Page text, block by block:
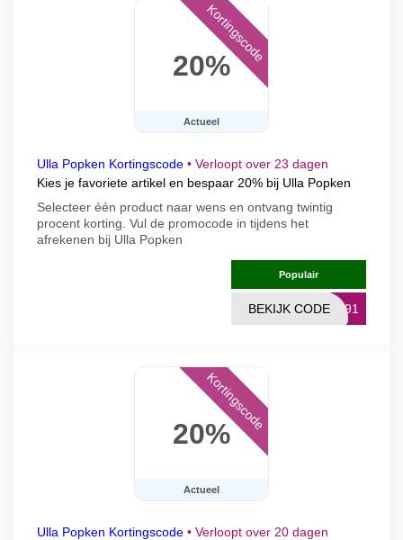
20%
Actueel
Kortingscode
Ulla Popken Kortingscode • Verloopt over 23 dagen
Kies je favoriete artikel en bespaar 20% bij Ulla Popken
Selecteer één product naar wens en ontvang twintig
procent korting. Vul de promocode in tijdens het
afrekenen bij Ulla Popken
Populair
9191
BEKIJK CODE
20%
Actueel
Kortingscode
Ulla Popken Kortingscode • Verloopt over 20 dagen